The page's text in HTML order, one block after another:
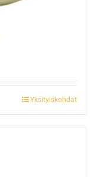
Yksityiskohdat